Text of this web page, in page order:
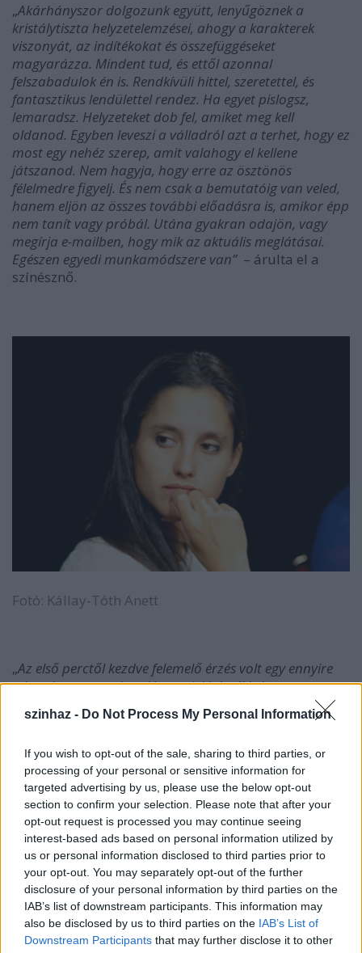
szinhaz - Do Not Process My Personal Information
If you wish to opt-out of the sale, sharing to third parties, or
processing of your personal or sensitive information for
targeted advertising by us, please use the below opt-out
section to confirm your selection. Please note that after your
opt-out request is processed you may continue seeing
interest-based ads based on personal information utilized by
us or personal information disclosed to third parties prior to
your opt-out. You may separately opt-out of the further
disclosure of your personal information by third parties on the
IAB’s list of downstream participants. This information may
also be disclosed by us to third parties on the IAB’s List of
Downstream Participants that may further disclose it to other
„Akárhányszor dolgozunk együtt, lenyűgöznek a
kristálytiszta helyzetelemzései, ahogy a karakterek
viszonyát, az indítékokat és összefüggéseket
magyarázza. Mindent tud, és ettől azonnal
felszabadulok én is. Rendkívüli hittel, szeretettel, és
fantasztikus lendülettel rendez. Ha egyet pislogsz,
lemaradsz. Helyzeteket dob fel, amiket meg kell
oldanod. Egyben leveszi a válladról azt a terhet, hogy ez
most egy nehéz szerep, amit valahogy el kellene
játszanod. Nem hagyja, hogy erre az ösztönös
félelmedre figyelj. És nem csak a bemutatóig van veled,
hanem eljön az összes további előadásra is, amikor épp
nem tanít vagy próbál. Utána gyakran odajön, vagy
megírja e-mailben, hogy mik az aktuális meglátásai.
Egészen egyedi munkamódszere van” – árulta el a
színésznő.
Fotó: Kállay-Tóth Anett
„Az első perctől kezdve felemelő érzés volt egy ennyire
tehetséges csapatban játszani. Jó érzékkel
összeválogatott sokszínű társaság. Bátran próbáltunk
és nagyon akartuk, hogy jó legyen. Segítjük egymás
közös gondolkodásba. Persze így kellene máskor is, de
ha őszinte akarok lenni, elég ritkán állnak ilyen
szerencsésen a csillagok.
És van még valami, pontosabban valaki, akitől egészen
különleges élmény számomra a játék: a kislány, aki több
jelenetben a partnerem. Egy csoda, egy káprázat, amit
ő művel. Ráadásul egészen véletlenül került bele az
előadásba.Mátyássy Bencebehozta a próbákra a két
és fél éves lányát,Kálát, aki egyszer csak fogta magát,
és feljött közénk, miközben épp egy komor jeleneten